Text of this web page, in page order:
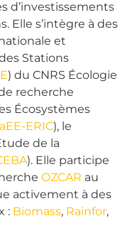
d’investissements
Elle s’intègre à des
et
Stations
) du CNRS Écologie
recherche
Écosystèmes
ERIC), le
de la
). Elle participe
OZCAR au
activement à des
: Biomass, Rainfor,